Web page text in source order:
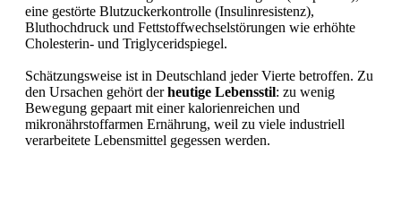
eine gestörte Blutzuckerkontrolle (Insulinresistenz),
Bluthochdruck und Fettstoffwechselstörungen wie erhöhte
Cholesterin- und Triglyceridspiegel.
Schätzungsweise ist in Deutschland jeder Vierte betroffen. Zu
den Ursachen gehört derheutige Lebensstil: zu wenig
Bewegung gepaart mit einer kalorienreichen und
mikronährstoffarmen Ernährung, weil zu viele industriell
verarbeitete Lebensmittel gegessen werden.